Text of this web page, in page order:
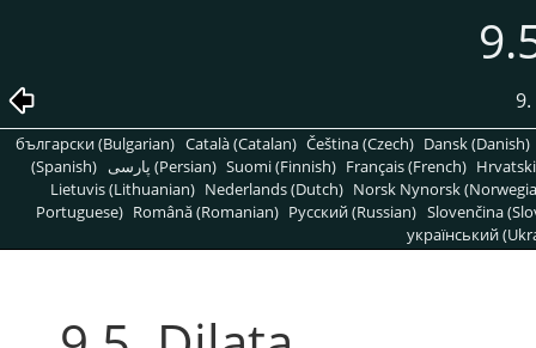
български (Bulgarian) Català (Catalan) Čeština (Czech) Dansk (Danish)
(Spanish)
پارسی (Persian) Suomi (Finnish) Français (French)
Lietuvis (Lithuanian) Nederlands (Dutch) Norsk Nynorsk
Portuguese) Română (Romanian) Pусский (Russian) Slovenčina
український